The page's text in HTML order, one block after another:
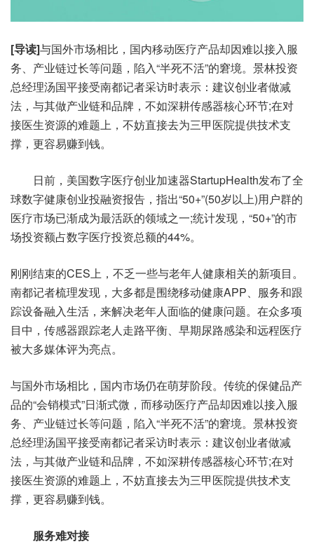
[导读]与国外市场相比，国内移动医疗产品却因难以接入服
务、产业链过长等问题，陷入“半死不活”的窘境。景林投资
总经理汤国平接受南都记者采访时表示：建议创业者做减
法，与其做产业链和品牌，不如深耕传感器核心环节;在对
接医生资源的难题上，不妨直接去为三甲医院提供技术支
撑，更容易赚到钱。
日前，美国数字医疗创业加速器StartupHealth发布了全
球数字健康创业投融资报告，指出“50+”(50岁以上)用户群的
医疗市场已渐成为最活跃的领域之一;统计发现，“50+”的市
场投资额占数字医疗投资总额的44%。
刚刚结束的CES上，不乏一些与老年人健康相关的新项目。
南都记者梳理发现，大多都是围绕移动健康APP、服务和跟
踪设备融入生活，来解决老年人面临的健康问题。在众多项
目中，传感器跟踪老人走路平衡、早期尿路感染和远程医疗
被大多媒体评为亮点。
与国外市场相比，国内市场仍在萌芽阶段。传统的保健品产
品的“会销模式”日渐式微，而移动医疗产品却因难以接入服
务、产业链过长等问题，陷入“半死不活”的窘境。景林投资
总经理汤国平接受南都记者采访时表示：建议创业者做减
法，与其做产业链和品牌，不如深耕传感器核心环节;在对
接医生资源的难题上，不妨直接去为三甲医院提供技术支
撑，更容易赚到钱。
服务难对接